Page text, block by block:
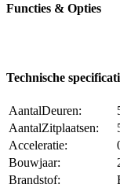
Functies & Opties
Technische
AantalDeuren:
AantalZitplaatsen:
Acceleratie:
Bouwjaar:
Brandstof: